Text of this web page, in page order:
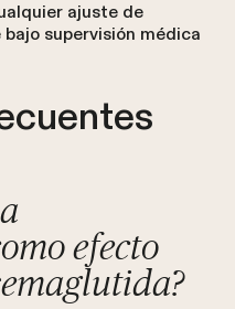
ajuste de
supervisión médica
efecto